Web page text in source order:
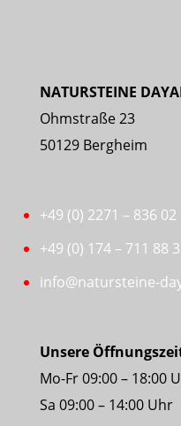
NATURSTEINE
Ohmstraße 23
50129 Bergheim
+49 (0) 2271 – 836 02
+49 (0) 174 – 711 88
info@natursteine-
Unsere
Mo-Fr 09:00 – 18:00
Sa 09:00 – 14:00 Uhr